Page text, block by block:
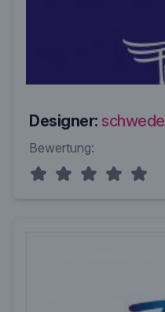
Designer: schwede
Bewertung: